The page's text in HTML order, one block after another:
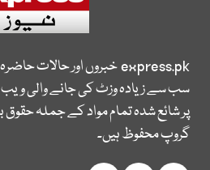
express.pkخبروں اور حالات
سب سے زیادہ وزٹ کی جانے والی
پر شائع شدہ تمام مواد کے جملہ
گروپ محفوظ ہیں۔